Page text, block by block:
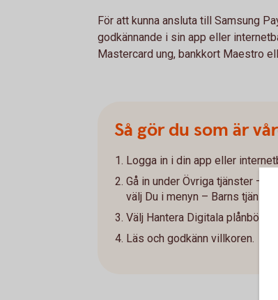
För att kunna ansluta till Samsung
godkännande i sin app eller
Mastercard ung, bankkort Maestro
Så gör du som är
Logga in i din app eller
Gå in under Övriga tjänster –
välj Du i menyn – Barns
Välj Hantera Digitala
Läs och godkänn villkoren.